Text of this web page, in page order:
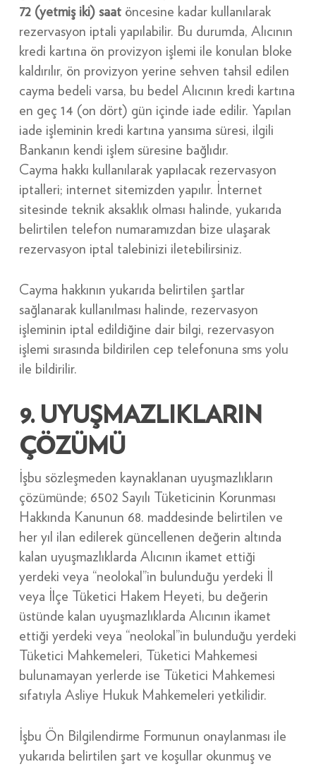
72 (yetmiş iki) saatöncesine kadar kullanılarak
rezervasyon iptali yapılabilir. Bu durumda, Alıcının
kredi kartına ön provizyon işlemi ile konulan bloke
kaldırılır, ön provizyon yerine sehven tahsil edilen
cayma bedeli varsa, bu bedel Alıcının kredi kartına
en geç 14 (on dört) gün içinde iade edilir. Yapılan
iade işleminin kredi kartına yansıma süresi, ilgili
Bankanın kendi işlem süresine bağlıdır.
Cayma hakkı kullanılarak yapılacak rezervasyon
iptalleri; internet sitemizden yapılır. İnternet
sitesinde teknik aksaklık olması halinde, yukarıda
belirtilen telefon numaramızdan bize ulaşarak
rezervasyon iptal talebinizi iletebilirsiniz.
Cayma hakkının yukarıda belirtilen şartlar
sağlanarak kullanılması halinde, rezervasyon
işleminin iptal edildiğine dair bilgi, rezervasyon
işlemi sırasında bildirilen cep telefonuna sms yolu
ile bildirilir.
9. UYUŞMAZLIKLARIN
ÇÖZÜMÜ
İşbu sözleşmeden kaynaklanan uyuşmazlıkların
çözümünde; 6502 Sayılı Tüketicinin Korunması
Hakkında Kanunun 68. maddesinde belirtilen ve
her yıl ilan edilerek güncellenen değerin altında
kalan uyuşmazlıklarda Alıcının ikamet ettiği
yerdeki veya “neolokal”in bulunduğu yerdeki İl
veya İlçe Tüketici Hakem Heyeti, bu değerin
üstünde kalan uyuşmazlıklarda Alıcının ikamet
ettiği yerdeki veya “neolokal”in bulunduğu yerdeki
Tüketici Mahkemeleri, Tüketici Mahkemesi
bulunamayan yerlerde ise Tüketici Mahkemesi
sıfatıyla Asliye Hukuk Mahkemeleri yetkilidir.
İşbu Ön Bilgilendirme Formunun onaylanması ile
yukarıda belirtilen şart ve koşullar okunmuş ve